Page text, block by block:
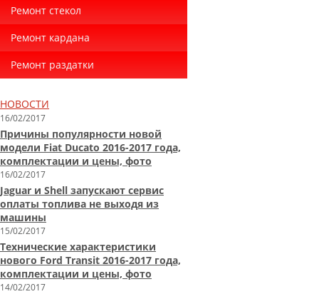
Ремонт стекол
Ремонт кардана
Ремонт раздатки
НОВОСТИ
16/02/2017
Причины популярности новой
модели Fiat Ducato 2016-2017 года,
комплектации и цены, фото
16/02/2017
Jaguar и Shell запускают сервис
оплаты топлива не выходя из
машины
15/02/2017
Технические характеристики
нового Ford Transit 2016-2017 года,
комплектации и цены, фото
14/02/2017